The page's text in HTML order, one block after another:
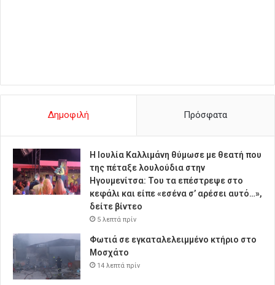
Δημοφιλή Πρόσφατα
Η Ιουλία Καλλιμάνη θύμωσε με θεατή που
της πέταξε λουλούδια στην
Ηγουμενίτσα: Του τα επέστρεψε στο
κεφάλι και είπε «εσένα σ’ αρέσει αυτό…»,
δείτε βίντεο
5 λεπτά πρίν
Φωτιά σε εγκαταλελειμμένο κτήριο στο
Μοσχάτο
14 λεπτά πρίν